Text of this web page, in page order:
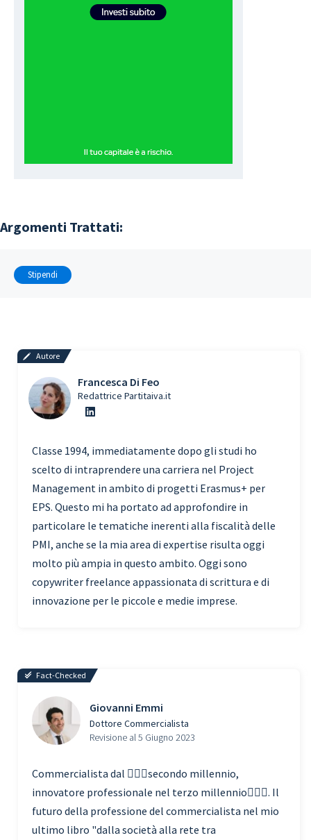
Argomenti Trattati:
Stipendi
Autore
Francesca Di Feo
Redattrice Partitaiva.it
Classe 1994, immediatamente dopo gli studi ho
scelto di intraprendere una carriera nel Project
Management in ambito di progetti Erasmus+ per
EPS. Questo mi ha portato ad approfondire in
particolare le tematiche inerenti alla fiscalità delle
PMI, anche se la mia area di expertise risulta oggi
molto più ampia in questo ambito. Oggi sono
copywriter freelance appassionata di scrittura e di
innovazione per le piccole e medie imprese.
Fact-Checked
Giovanni Emmi
Dottore Commercialista
Revisione al 5 Giugno 2023
Commercialista dal 🧗🏾‍♀️secondo millennio,
innovatore professionale nel terzo millennio🏃🏾‍♂️. Il
futuro della professione del commercialista nel mio
ultimo libro "dalla società alla rete tra